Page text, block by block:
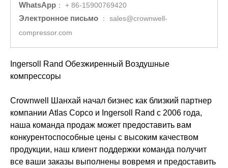
WhatsApp ： + 86-15900769420
Электронное письмо ：
sales@crownwell-
compressor.com
Ingersoll Rand Обезжиренный Воздушные
компрессоры
Crownwell Шанхай начал бизнес как близкий партнер
компании Atlas Copco и Ingersoll Rand с 2006 года,
наша команда продаж может предоставить вам
конкурентоспособные цены с высоким качеством
продукции, наш клиент поддержки команда получит
все ваши заказы выполнены вовремя и предоставить